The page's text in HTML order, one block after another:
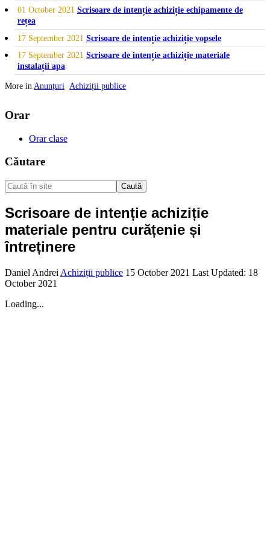
01 October 2021 Scrisoare de intenție achiziție echipamente de
rețea
17 September 2021 Scrisoare de intenție achiziție vopsele
17 September 2021 Scrisoare de intenție achiziție materiale
instalații apa
More in Anunțuri Achiziții publice
Orar
Orar clase
Căutare
Caută
Scrisoare de intenție achiziție
materiale pentru curățenie și
întreținere
Daniel Andrei Achiziții publice 15 October 2021 Last Updated: 18
October 2021
Loading...